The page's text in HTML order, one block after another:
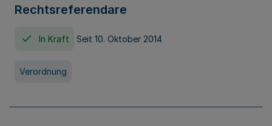
Rechtsreferendare
In Kraft Seit 10. Oktober 2014
Verordnung